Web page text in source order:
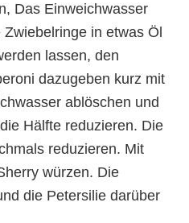
Das Einweichwasser
in etwas Öl
lassen, den
dazugeben kurz mit
ablöschen und
Hälfte reduzieren. Die
reduzieren. Mit
würzen. Die
die Petersilie darüber